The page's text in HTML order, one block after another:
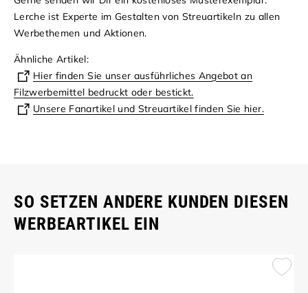
Lerche ist Experte im Gestalten von Streuartikeln zu allen
Werbethemen und Aktionen.
Ähnliche Artikel:
Hier finden Sie unser ausführliches Angebot an
Filzwerbemittel bedruckt oder bestickt.
Unsere Fanartikel und Streuartikel finden Sie hier.
SO SETZEN ANDERE KUNDEN DIESEN
WERBEARTIKEL EIN